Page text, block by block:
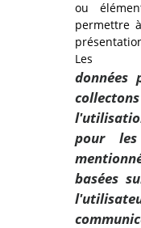
ou
permettre
Les
données
pour
basées